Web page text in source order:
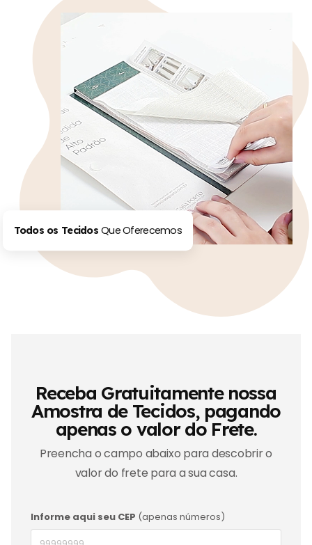
Todos os Tecidos Que Oferecemos
Receba Gratuitamente nossa
Amostra de Tecidos, pagando
apenas o valor do Frete.
Preencha o campo abaixo para descobrir o
valor do frete para a sua casa.
Informe aqui seu CEP (apenas números)